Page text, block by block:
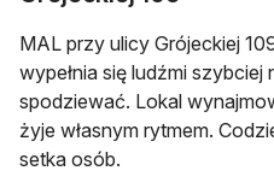
MAL przy ulicy Grójeckiej
wypełnia się ludźmi szybciej
spodziewać. Lokal
żyje własnym rytmem.
setka osób.